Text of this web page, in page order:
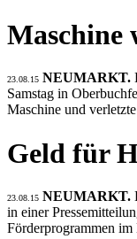
Maschine
23.08.15 NEUMARKT.
Samstag in
Maschine und
Geld für
23.08.15 NEUMARKT.
in einer
Förderprogrammen im